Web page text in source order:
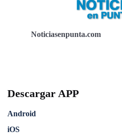
Noticiasenpunta.com
Descargar APP
Android
iOS